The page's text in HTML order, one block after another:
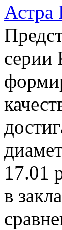
Астра
серии
17.01
в